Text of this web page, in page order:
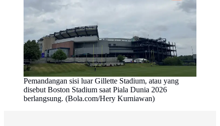
Pemandangan sisi luar Gillette Stadium, atau yang
disebut Boston Stadium saat Piala Dunia 2026
berlangsung. (Bola.com/Hery Kurniawan)